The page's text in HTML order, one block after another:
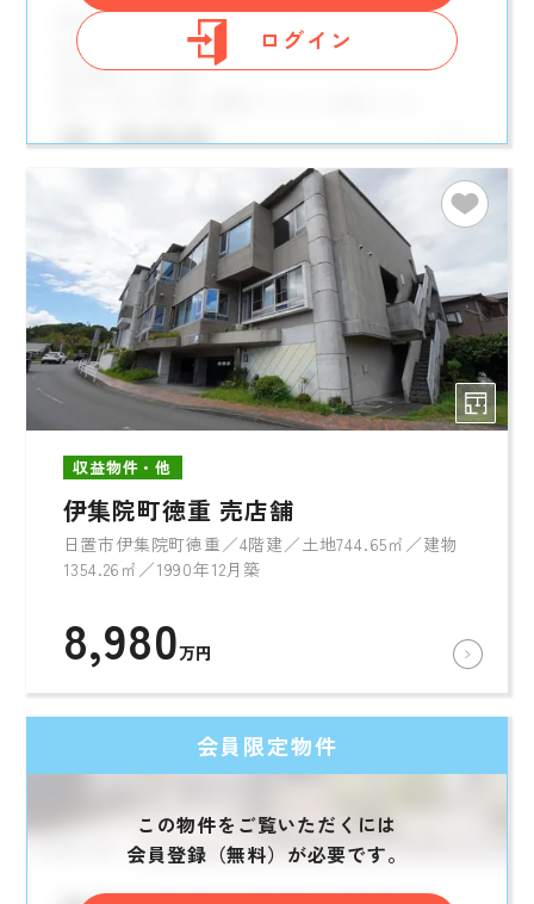
ログイン
収益物件・他
伊集院町徳重 売店舗
日置市伊集院町徳重／4階建／土地744.65㎡／建物
1354.26㎡／1990年12月築
8,980万円
会員限定物件
この物件をご覧いただくには
会員登録（無料）が必要です。